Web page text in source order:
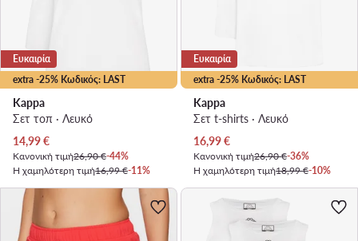
extra -25% Κωδικός: LAST
Ευκαιρία
Kappa
Σετ τοπ · Λευκό
Τρέχουσα τιμή
14,99€
Κανονική τιμή26,90 €-44%
Η χαμηλότερη τιμή16,99 €-11%
extra -25% Κωδικός: LAST
Ευκαιρία
Kappa
Σετ t-shirts · Λευκό
Τρέχουσα τιμή
16,99€
Κανονική τιμή26,90 €-36%
Η χαμηλότερη τιμή18,99 €-10%